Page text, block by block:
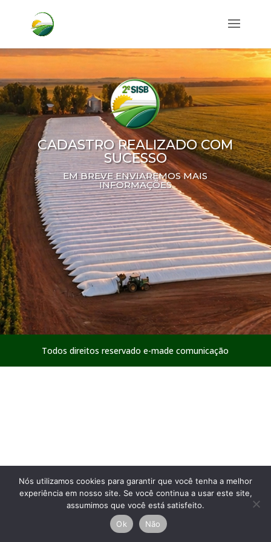
CADASTRO REALIZADO COM
SUCESSO
EM BREVE ENVIAREMOS MAIS
INFORMAÇÕES
Todos direitos reservado e-made comunicação
Nós utilizamos cookies para garantir que você tenha a melhor
experiência em nosso site. Se você continua a usar este site,
assumimos que você está satisfeito.
Ok
Não